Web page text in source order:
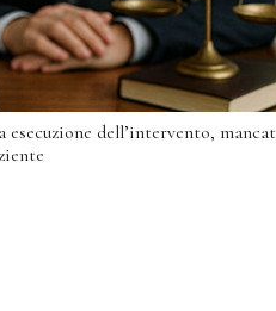
dell’intervento,